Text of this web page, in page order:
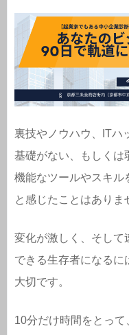
裏技やノウハウ、ITハ
基礎がない、もしくは
機能なツールやスキル
と感じたことはありま
変化が激しく、そして
できる生存者になるに
大切です。
10分だけ時間をとっ